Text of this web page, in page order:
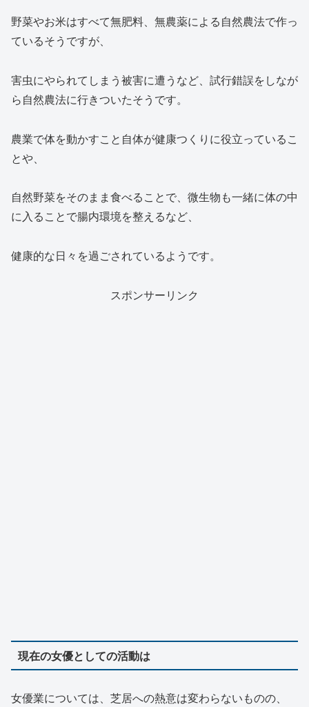
野菜やお米はすべて無肥料、無農薬による自然農法で作っ
ているそうですが、
害虫にやられてしまう被害に遭うなど、試行錯誤をしなが
ら自然農法に行きついたそうです。
農業で体を動かすこと自体が健康つくりに役立っているこ
とや、
自然野菜をそのまま食べることで、微生物も一緒に体の中
に入ることで腸内環境を整えるなど、
健康的な日々を過ごされているようです。
スポンサーリンク
現在の女優としての活動は
女優業については、芝居への熱意は変わらないものの、